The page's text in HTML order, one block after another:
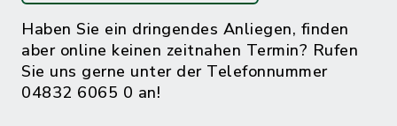
Haben Sie ein dringendes Anliegen, finden
aber online keinen zeitnahen Termin? Rufen
Sie uns gerne unter der Telefonnummer
04832 6065 0 an!